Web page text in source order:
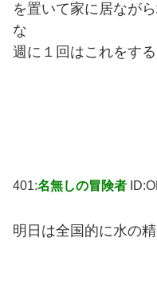
を置いて家に居なが
な
週に１回はこれをする
401:名無しの冒険者
明日は全国的に水の